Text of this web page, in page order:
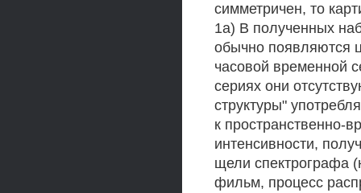
симметричен, то
1а) В полученных
обычно появляются
часовой временной
сериях они
структуры"
к пространственно-
интенсивности,
щели спектрографа
фильм, процесс